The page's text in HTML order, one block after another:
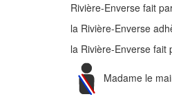
Rivière-Enverse fait
la Rivière-Enverse
la Rivière-Enverse fait
Madame le